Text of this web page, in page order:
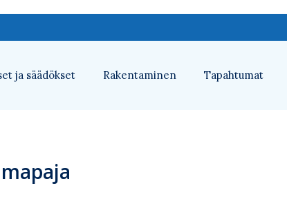
ja säädökset Rakentaminen Tapahtumat